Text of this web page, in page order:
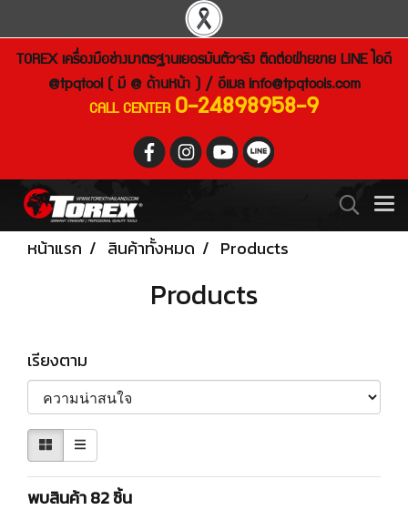
TOREX เครื่องมือช่างมาตรฐานเยอรมันตัวจริง ติดต่อฝ่ายขาย LINE ไอดี
@tpqtool ( มี @ ด้านหน้า ) / อีเมล info@tpqtools.com
CALL CENTER 0-24898958-9
หน้าแรก สินค้าทั้งหมด Products
Products
เรียงตาม
พบสินค้า 82 ชิ้น